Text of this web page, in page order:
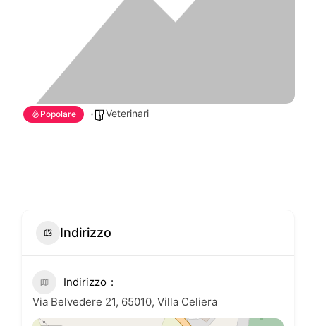
Popolare Veterinari
Indirizzo
Indirizzo
Via Belvedere 21, 65010, Villa Celiera